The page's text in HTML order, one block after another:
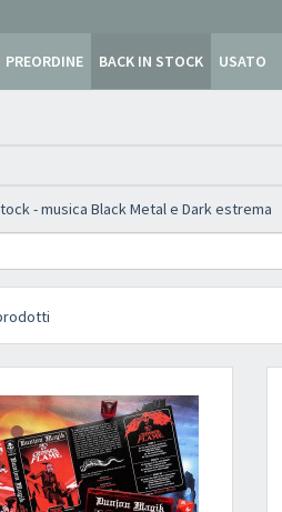
PREORDINE BACK IN STOCK USATO
- musica Black Metal e Dark estrema